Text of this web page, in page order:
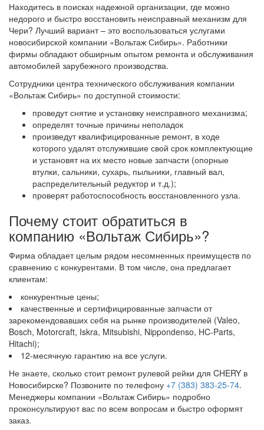
Находитесь в поисках надежной организации, где можно
недорого и быстро восстановить неисправный механизм для
Чери? Лучший вариант – это воспользоваться услугами
новосибирской компании «Вольтаж Сибирь». Работники
фирмы обладают обширным опытом ремонта и обслуживания
автомобилей зарубежного производства.
Сотрудники центра технического обслуживания компании
«Вольтаж Сибирь» по доступной стоимости:
проведут снятие и установку неисправного механизма;
определят точные причины неполадок
произведут квалифицированные ремонт, в ходе
которого удалят отслужившие свой срок комплектующие
и установят на их место новые запчасти (опорные
втулки, сальники, сухарь, пыльники, главный вал,
распределительный редуктор и т.д.);
проверят работоспособность восстановленного узла.
Почему стоит обратиться в
компанию «Вольтаж Сибирь»?
Фирма обладает целым рядом несомненных преимуществ по
сравнению с конкурентами. В том числе, она предлагает
клиентам:
конкурентные цены;
качественные и сертифицированные запчасти от
зарекомендовавших себя на рынке производителей (Valeo,
Bosch, Motorcraft, Iskra, Mitsubishi, Nippondenso, HC-Parts,
Hitachi);
12-месячную гарантию на все услуги.
Не знаете, сколько стоит ремонт рулевой рейки для CHERY в
Новосибирске? Позвоните по телефону +7 (383) 383-25-74.
Менеджеры компании «Вольтаж Сибирь» подробно
проконсультируют вас по всем вопросам и быстро оформят
заказ.